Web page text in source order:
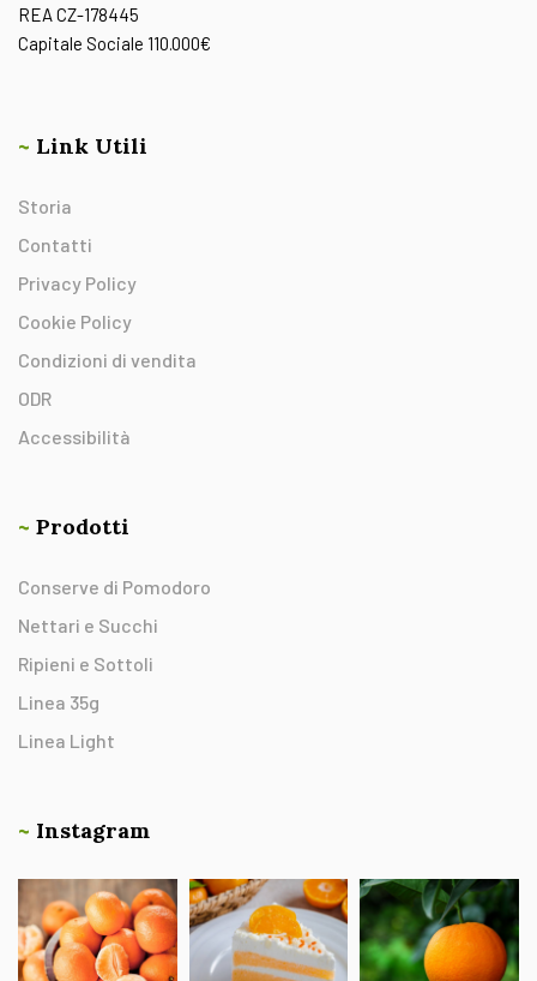
REA CZ-178445
Capitale Sociale 110.000€
~ Link Utili
Storia
Contatti
Privacy Policy
Cookie Policy
Condizioni di vendita
ODR
Accessibilità
~ Prodotti
Conserve di Pomodoro
Nettari e Succhi
Ripieni e Sottoli
Linea 35g
Linea Light
~ Instagram